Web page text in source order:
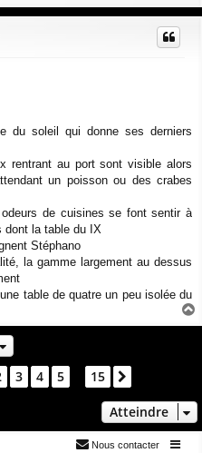
u
du soleil qui donne ses derniers
rentrant au port sont visible alors
un poisson ou des crabes
de cuisines se font sentir à
dont la table du IX
Stéphano
la gamme largement au dessus
table de quatre un peu isolée du
a
sur 15
3 4 5 15
Atteindre
Nous contacter